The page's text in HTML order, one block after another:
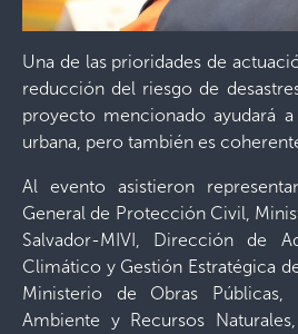
Una de las prioridades de
reducción del riesgo de
proyecto mencionado ayudará
urbana, pero también es
Al evento asistieron
General de Protección Civil,
Salvador-MIVI, Dirección de
Climático y Gestión Estratégica
Ministerio de Obras
Ambiente y Recursos